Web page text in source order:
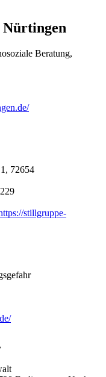
Beratung,
72654
stillgruppe-